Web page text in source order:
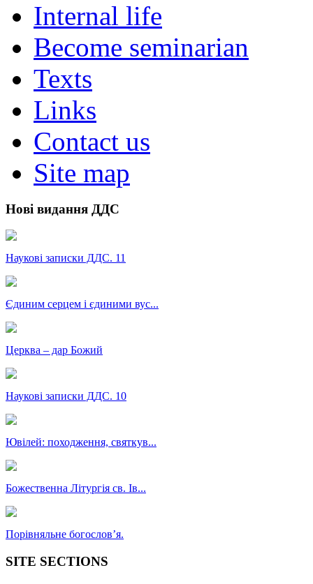
Internal life
Become seminarian
Texts
Links
Contact us
Site map
Нові видання ДДС
Наукові записки ДДС. 11
Єдиним серцем і єдиними вус...
Церква – дар Божий
Наукові записки ДДС. 10
Ювілей: походження, святкув...
Божественна Літургія св. Ів...
Порівняльне богословʼя.
SITE SECTIONS